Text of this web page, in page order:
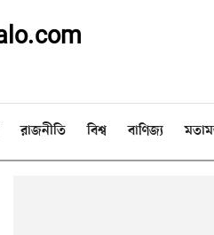
রাজনীতি বিশ্ব বাণিজ্য